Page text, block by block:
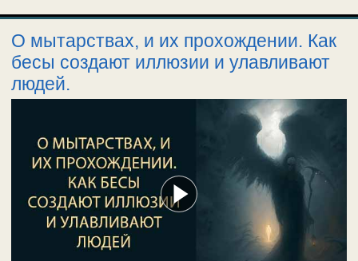
О мытарствах, и их прохождении. Как
бесы создают иллюзии и улавливают
людей.